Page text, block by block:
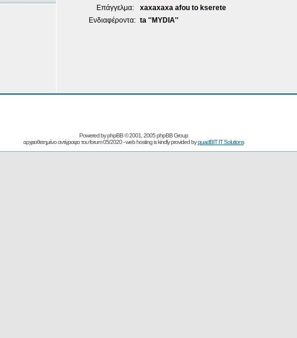
Επάγγελμα:
xaxaxaxa afou to kserete
Ενδιαφέροντα: ta ''MYDIA''
Powered byphpBB© 2001, 2005 phpBB Group
αρχειοθετημένο αντίγραφο του forum 05/2020 - web hosting is kindly provided byquadBIT IT Solutions